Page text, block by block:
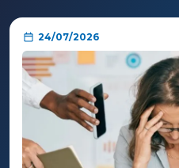
24/07/2026